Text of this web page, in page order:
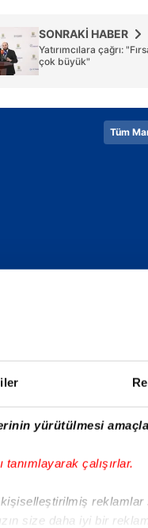
yürütülmesi
tanımlayarak çalışırlar.
reklamlar
size daha iyi bir
SONRAKİ HABER
Yatırımcılara çağrı:
çok büyük"
Tüm